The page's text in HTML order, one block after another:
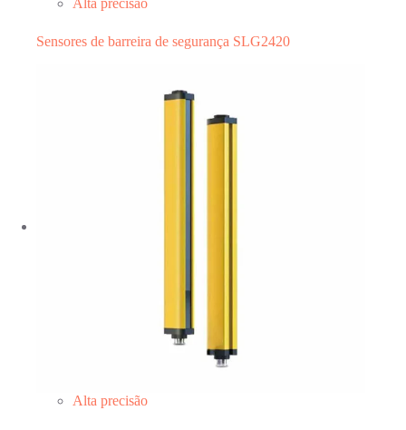
Alta precisão
Sensores de barreira de segurança SLG2420
Alta precisão